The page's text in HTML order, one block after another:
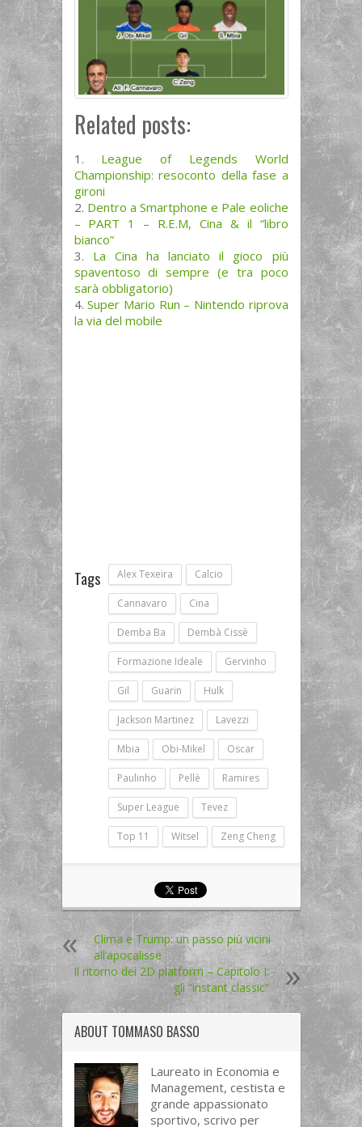
Related posts:
League of Legends World
Championship: resoconto della fase a
gironi
Dentro a Smartphone e Pale eoliche
– PART 1 – R.E.M, Cina & il “libro
bianco”
La Cina ha lanciato il gioco più
spaventoso di sempre (e tra poco
sarà obbligatorio)
Super Mario Run – Nintendo riprova
la via del mobile
Tags Alex Texeira Calcio
Cannavaro Cina
Demba Ba Dembà Cissè
Formazione Ideale Gervinho
Gil Guarin Hulk
Jackson Martinez Lavezzi
Mbia Obi-Mikel Oscar
Paulinho Pellè Ramires
Super League Tevez
Top 11 Witsel Zeng Cheng
Clima e Trump: un passo più vicini
all’apocalisse
Il ritorno dei 2D platform – Capitolo I:
gli “instant classic”
ABOUT TOMMASO BASSO
Laureato in Economia e
Management, cestista e
grande appassionato
sportivo, scrivo per